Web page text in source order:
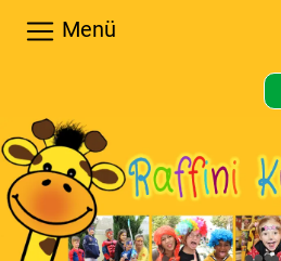
Home
Hochzeiten,
Privatfeier
Firmenfeier
Menü